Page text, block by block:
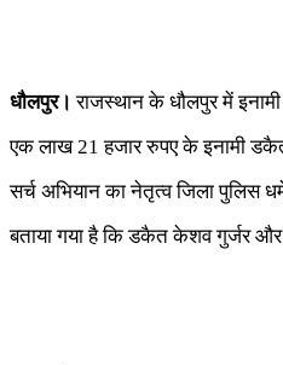
धौलपुर। राजस्थान के धौलपुर में
एक लाख 21 हजार रुपए के इनामी
सर्च अभियान का नेतृत्व जिला पुलिस
बताया गया है कि डकैत केशव गुर्जर